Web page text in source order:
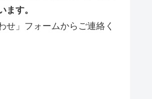
ます。
せ」フォームからご連絡く